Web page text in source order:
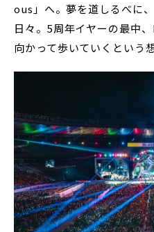
ous」へ。夢を道しるべに
日々。5周年イヤーの最中
向かって歩いていくという